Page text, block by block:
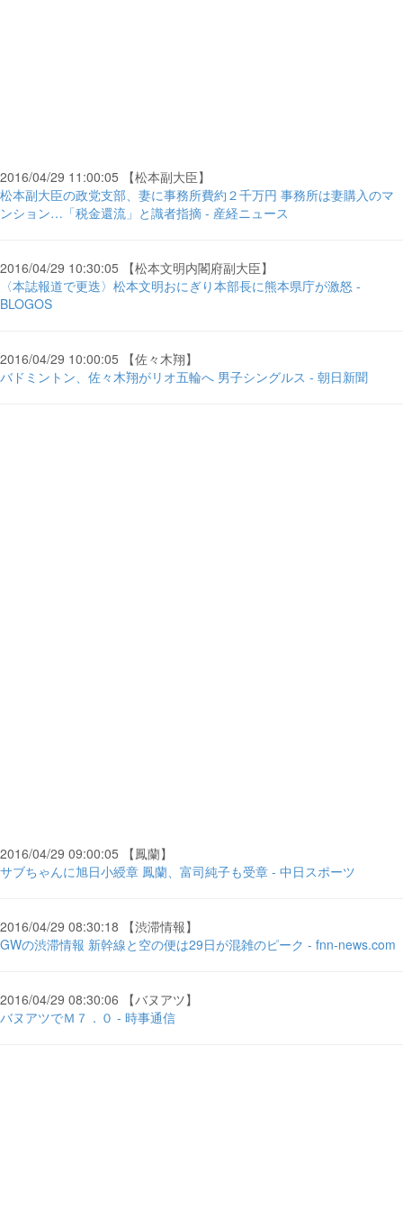
2016/04/29 11:00:05 【松本副大臣】
松本副大臣の政党支部、妻に事務所費約２千万円 事務所は妻購入のマ
ンション…「税金還流」と識者指摘 - 産経ニュース
2016/04/29 10:30:05 【松本文明内閣府副大臣】
〈本誌報道で更迭〉松本文明おにぎり本部長に熊本県庁が激怒 -
BLOGOS
2016/04/29 10:00:05 【佐々木翔】
バドミントン、佐々木翔がリオ五輪へ 男子シングルス - 朝日新聞
2016/04/29 09:00:05 【鳳蘭】
サブちゃんに旭日小綬章 鳳蘭、富司純子も受章 - 中日スポーツ
2016/04/29 08:30:18 【渋滞情報】
GWの渋滞情報 新幹線と空の便は29日が混雑のピーク - fnn-news.com
2016/04/29 08:30:06 【バヌアツ】
バヌアツでＭ７．０ - 時事通信